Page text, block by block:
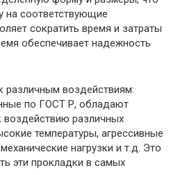
на соответствующие
сократить время и затраты
обеспечивает надежность
различным воздействиям:
по ГОСТ Р, обладают
различных
температуры, агрессивные
нагрузки и т.д. Это
эти прокладки в самых